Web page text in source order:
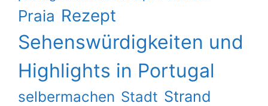
Praia Rezept
Sehenswürdigkeiten und
Highlights in Portugal
selbermachen Stadt Strand